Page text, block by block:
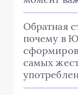
Обратная
почему в
самых